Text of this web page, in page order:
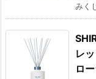
みく
レ
ロ